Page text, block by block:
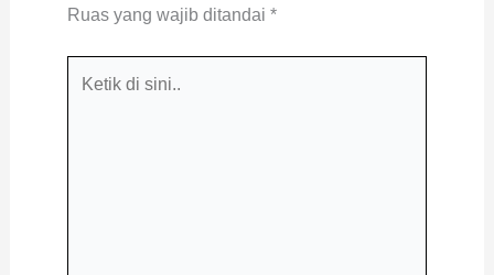
Ruas yang wajib ditandai *